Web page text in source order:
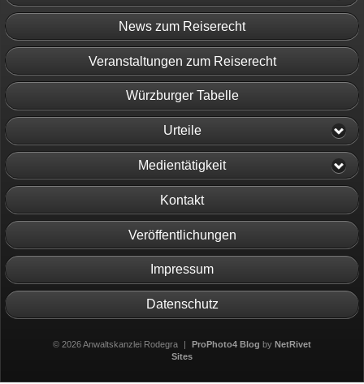
News zum Reiserecht
Veranstaltungen zum Reiserecht
Würzburger Tabelle
Urteile
Medientätigkeit
Kontakt
Veröffentlichungen
Impressum
Datenschutz
© 2026 Anwaltskanzlei Rodegra | ProPhoto4 Blog by NetRivet
Sites